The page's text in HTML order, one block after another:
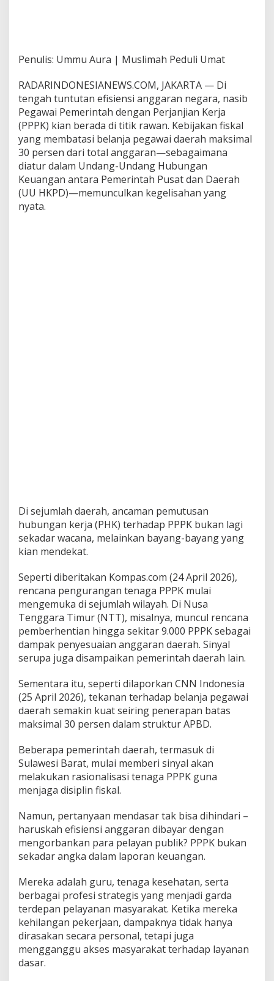
u
k
Penulis: Ummu Aura | Muslimah Peduli Umat
RADARINDONESIANEWS.COM, JAKARTA — Di
tengah tuntutan efisiensi anggaran negara, nasib
Pegawai Pemerintah dengan Perjanjian Kerja
(PPPK) kian berada di titik rawan. Kebijakan fiskal
yang membatasi belanja pegawai daerah maksimal
30 persen dari total anggaran—sebagaimana
diatur dalam Undang-Undang Hubungan
Keuangan antara Pemerintah Pusat dan Daerah
(UU HKPD)—memunculkan kegelisahan yang
nyata.
Di sejumlah daerah, ancaman pemutusan
hubungan kerja (PHK) terhadap PPPK bukan lagi
sekadar wacana, melainkan bayang-bayang yang
kian mendekat.
Seperti diberitakan Kompas.com (24 April 2026),
rencana pengurangan tenaga PPPK mulai
mengemuka di sejumlah wilayah. Di Nusa
Tenggara Timur (NTT), misalnya, muncul rencana
pemberhentian hingga sekitar 9.000 PPPK sebagai
dampak penyesuaian anggaran daerah. Sinyal
serupa juga disampaikan pemerintah daerah lain.
Sementara itu, seperti dilaporkan CNN Indonesia
(25 April 2026), tekanan terhadap belanja pegawai
daerah semakin kuat seiring penerapan batas
maksimal 30 persen dalam struktur APBD.
Beberapa pemerintah daerah, termasuk di
Sulawesi Barat, mulai memberi sinyal akan
melakukan rasionalisasi tenaga PPPK guna
menjaga disiplin fiskal.
Namun, pertanyaan mendasar tak bisa dihindari –
haruskah efisiensi anggaran dibayar dengan
mengorbankan para pelayan publik? PPPK bukan
sekadar angka dalam laporan keuangan.
Mereka adalah guru, tenaga kesehatan, serta
berbagai profesi strategis yang menjadi garda
terdepan pelayanan masyarakat. Ketika mereka
kehilangan pekerjaan, dampaknya tidak hanya
dirasakan secara personal, tetapi juga
mengganggu akses masyarakat terhadap layanan
dasar.